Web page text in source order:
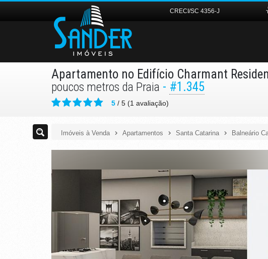
CRECI/SC 4356-J
Apartamento no Edifício Charmant
poucos metros da Praia - #1.345
5 / 5 (1 avaliação)
Imóveis à Venda Apartamentos Santa Catarina Balneário